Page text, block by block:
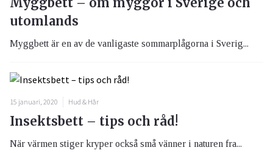
utomlands
Myggbett är en av de vanligaste sommarplågorna i Sverig...
15 januari, 2020 Hud & Hår
Insektsbett – tips och råd!
När värmen stiger kryper också små vänner i naturen fra...